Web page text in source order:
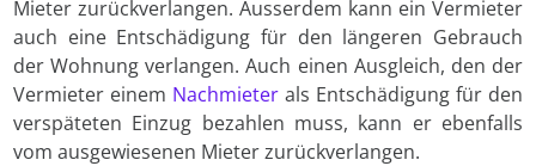
Mieter zurückverlangen. Ausserdem kann ein Vermieter
auch eine Entschädigung für den längeren Gebrauch
der Wohnung verlangen. Auch einen Ausgleich, den der
Vermieter einem Nachmieter als Entschädigung für den
verspäteten Einzug bezahlen muss, kann er ebenfalls
vom ausgewiesenen Mieter zurückverlangen.